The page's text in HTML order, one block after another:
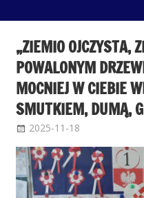
„ZIEMIO OJCZYSTA,
POWALONYM
MOCNIEJ W CIEBIE
SMUTKIEM, DUMĄ,
2025-11-18